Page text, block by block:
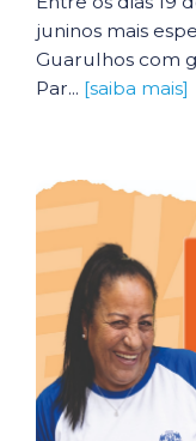
juninos mais
Guarulhos com
Par... [saiba mais]